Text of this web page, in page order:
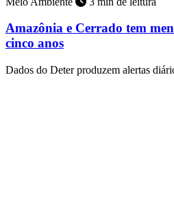
Amazônia e Cerrado tem
cinco anos
Dados do Deter produzem alertas